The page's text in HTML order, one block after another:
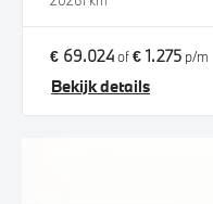
€ 69.024of€ 1.275 p/m
Bekijk details